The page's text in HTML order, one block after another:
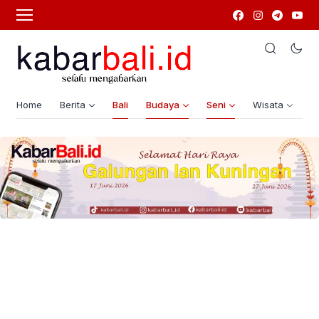
Home Berita Bali Budaya Seni Wisata